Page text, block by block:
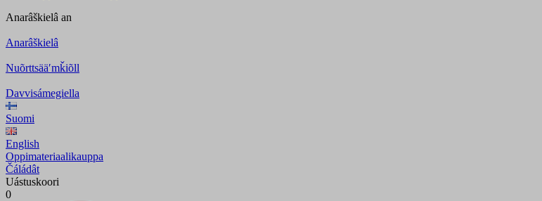
Anarâškielâ an
Anarâškielâ
Nuõrttsääʹmǩiõll
Davvisámegiella
Suomi
English
Oppimateriaalikauppa
Čáládât
Uástuskoori
0